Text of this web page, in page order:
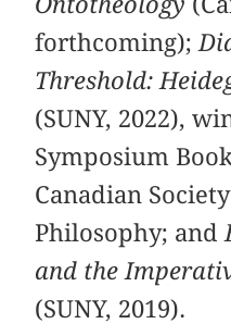
forthcoming);
Threshold:
(SUNY, 2022),
Symposium
Canadian
Philosophy; and
and the
(SUNY, 2019).